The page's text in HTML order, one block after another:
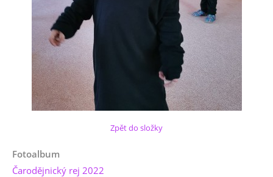
Zpět do složky
Fotoalbum
Čarodějnický rej 2022